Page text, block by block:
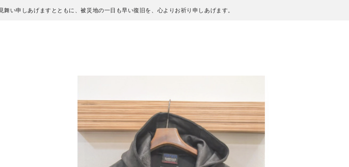
い申しあげますとともに、被災地の一日も早い復旧を、心よりお祈り申しあげます。